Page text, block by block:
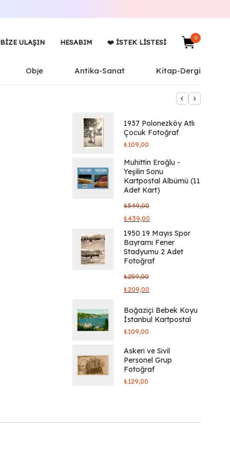
BIZE ULAŞIN HESABIM ❤️ İSTEK LISTESI
0
Obje Antika-Sanat Kitap-Dergi
1937 Polonezköy Atlı
Çocuk Fotoğraf
₺109,00
Muhittin Eroğlu -
Yeşilin Sonu
Kartpostal Albümü (11
Adet Kart)
₺549,00
₺439,00
1950 19 Mayıs Spor
Bayramı Fener
Stadyumu 2 Adet
Fotoğraf
₺259,00
₺209,00
Boğaziçi Bebek Koyu
İstanbul Kartpostal
₺109,00
Askeri ve Sivil
Personel Grup
Fotoğraf
₺129,00